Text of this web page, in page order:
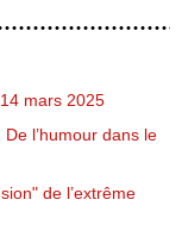
mars 2025
l’humour dans le
de l’extrême